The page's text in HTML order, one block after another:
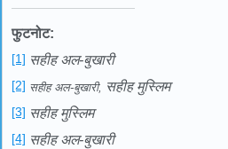
फुटनोट:
[1] सहीह अल-बुखारी
[2] सहीह अल-बुखारी, सहीह मुस्लिम
[3] सहीह मुस्लिम
[4] सहीह अल-बुखारी